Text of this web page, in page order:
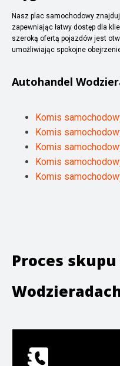
Nasz plac samochodowy
zapewniając łatwy dostęp dla
szeroką ofertą pojazdów jest
umożliwiając spokojne
Autohandel
Komis
Komis
Komis
Komis
Komis
Proces